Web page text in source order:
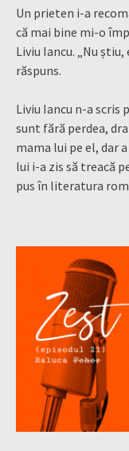
Un prieten i-a
că mai bine mi-o
Liviu Iancu. „Nu
răspuns.
Liviu Iancu n-a
sunt fără perdea,
mama lui pe el, dar
lui i-a zis să treacă
pus în literatura